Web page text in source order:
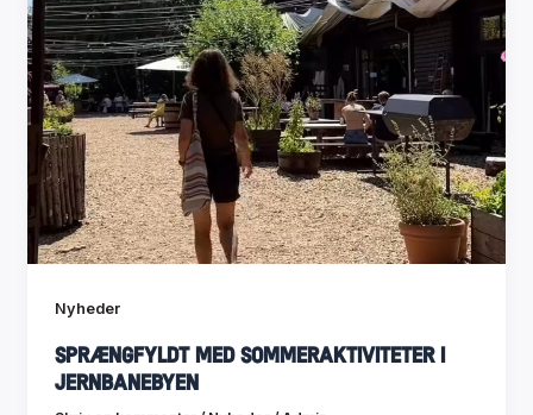
Nyheder
Sprængfyldt med sommeraktiviteter i
Jernbanebyen